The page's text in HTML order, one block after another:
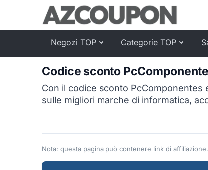
Negozi TOP Categorie TOP
Codice sconto
Con il codice sconto
sulle migliori marche di informatica,
Nota: questa pagina può contenere link di